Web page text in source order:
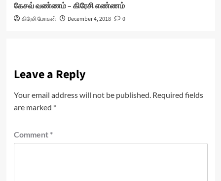
கேசவ் வண்ணம் – கிரேசி எண்ணம்
கிரேசி மோகன் December 4, 2018 0
Leave a Reply
Your email address will not be published. Required fields
are marked *
Comment *